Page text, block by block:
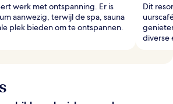
werk met ontspanning. Er is
aanwezig, terwijl de spa, sauna
plek bieden om te ontspannen.
Dit
diverse